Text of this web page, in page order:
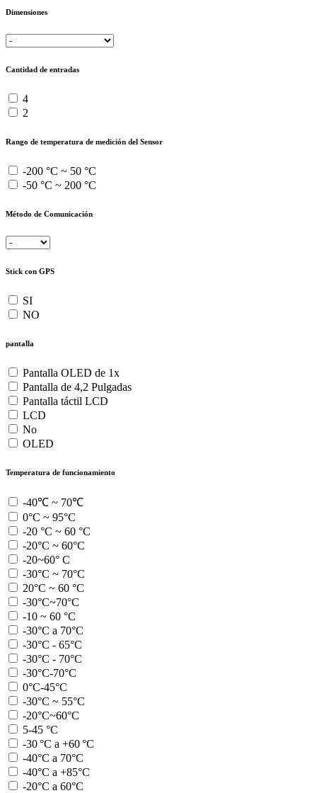
Dimensiones
Cantidad de entradas
4
2
Rango de temperatura de medición del Sensor
-200 °C ~ 50 °C
-50 °C ~ 200 °C
Método de Comunicación
Stick con GPS
SI
NO
pantalla
Pantalla OLED de 1x
Pantalla de 4,2 Pulgadas
Pantalla táctil LCD
LCD
No
OLED
Temperatura de funcionamiento
-40℃ ~ 70℃
0°C ~ 95°C
-20 °C ~ 60 °C
-20°C ~ 60°C
-20~60° C
-30°C ~ 70°C
20°C ~ 60 °C
-30°C~70°C
-10 ~ 60 °C
-30°C a 70°C
-30°C - 65°C
-30°C - 70°C
-30°C-70°C
0°C-45°C
-30°C ~ 55°C
-20°C~60°C
5-45 °C
-30 °C a +60 °C
-40°C a 70°C
-40°C a +85°C
-20°C a 60°C